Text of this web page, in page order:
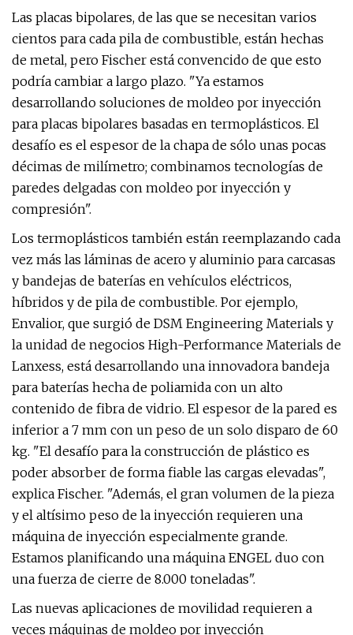
Las placas bipolares, de las que se necesitan varios
cientos para cada pila de combustible, están hechas
de metal, pero Fischer está convencido de que esto
podría cambiar a largo plazo. "Ya estamos
desarrollando soluciones de moldeo por inyección
para placas bipolares basadas en termoplásticos. El
desafío es el espesor de la chapa de sólo unas pocas
décimas de milímetro; combinamos tecnologías de
paredes delgadas con moldeo por inyección y
compresión".
Los termoplásticos también están reemplazando cada
vez más las láminas de acero y aluminio para carcasas
y bandejas de baterías en vehículos eléctricos,
híbridos y de pila de combustible. Por ejemplo,
Envalior, que surgió de DSM Engineering Materials y
la unidad de negocios High-Performance Materials de
Lanxess, está desarrollando una innovadora bandeja
para baterías hecha de poliamida con un alto
contenido de fibra de vidrio. El espesor de la pared es
inferior a 7 mm con un peso de un solo disparo de 60
kg. "El desafío para la construcción de plástico es
poder absorber de forma fiable las cargas elevadas",
explica Fischer. "Además, el gran volumen de la pieza
y el altísimo peso de la inyección requieren una
máquina de inyección especialmente grande.
Estamos planificando una máquina ENGEL duo con
una fuerza de cierre de 8.000 toneladas".
Las nuevas aplicaciones de movilidad requieren a
veces máquinas de moldeo por inyección